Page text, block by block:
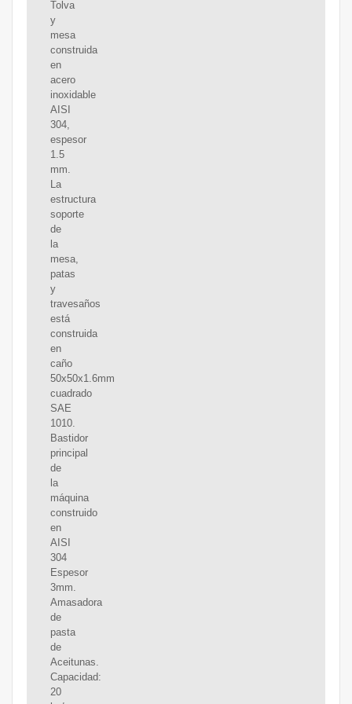
Tolva
y
mesa
construida
en
acero
inoxidable
AISI
304,
espesor
1.5
mm.
La
estructura
soporte
de
la
mesa,
patas
y
travesaños
está
construida
en
caño
50x50x1.6mm
cuadrado
SAE
1010.
Bastidor
principal
de
la
máquina
construido
en
AISI
304
Espesor
3mm.
Amasadora
de
pasta
de
Aceitunas.
Capacidad:
20